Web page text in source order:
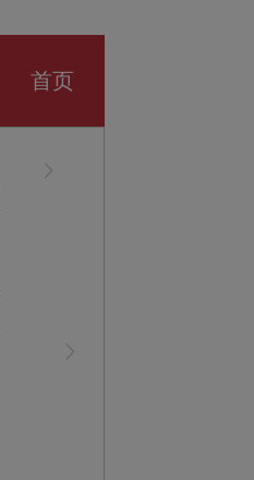
大
建设方案：展示内容和互动体验设计
首页